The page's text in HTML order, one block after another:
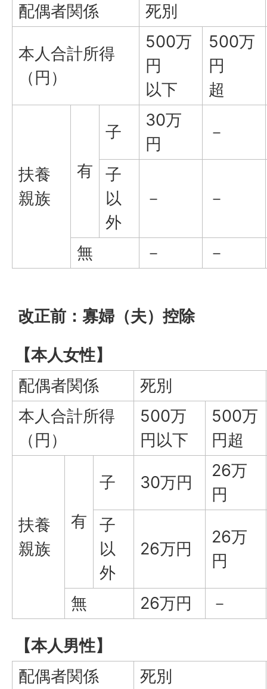
配偶者関係
死別
本人合計所得
（円）
500万
円
以下
500万
円
超
扶養
親族
有
子
30万
円
－
子
以
外
－ －
無 － －
改正前：寡婦（夫）控除
【本人女性】
配偶者関係
死別
本人合計所得
（円）
500万
円以下
500万
円超
扶養
親族
有
子 30万円
26万
円
子
以
外
26万円
26万
円
無 26万円 －
【本人男性】
配偶者関係
死別